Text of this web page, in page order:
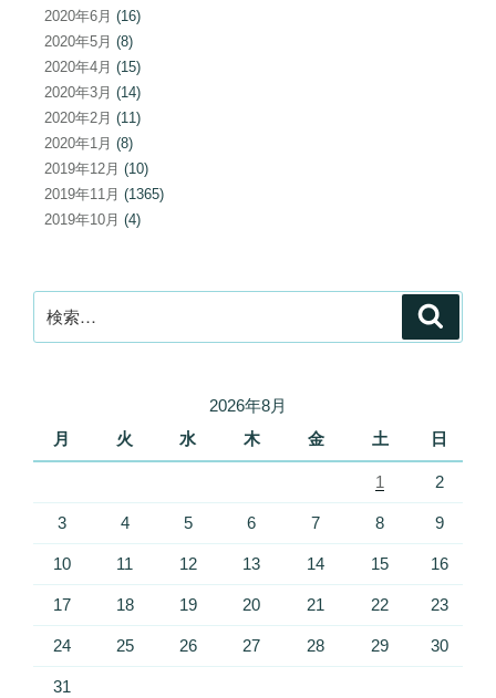
2020年6月 (16)
2020年5月 (8)
2020年4月 (15)
2020年3月 (14)
2020年2月 (11)
2020年1月 (8)
2019年12月 (10)
2019年11月 (1365)
2019年10月 (4)
索:
2026年8月
月
火 水 木 金 土 日
1 2
3 4 5 6 7 8 9
10 11 12 13 14 15 16
17 18 19 20 21 22 23
24 25 26 27 28 29 30
31